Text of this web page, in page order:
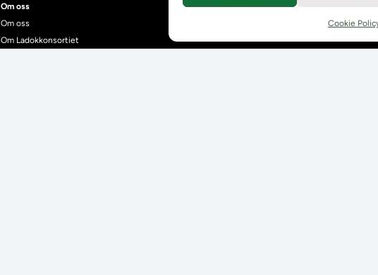
Cookie
Om oss
Om oss
Om Ladokkonsortiet